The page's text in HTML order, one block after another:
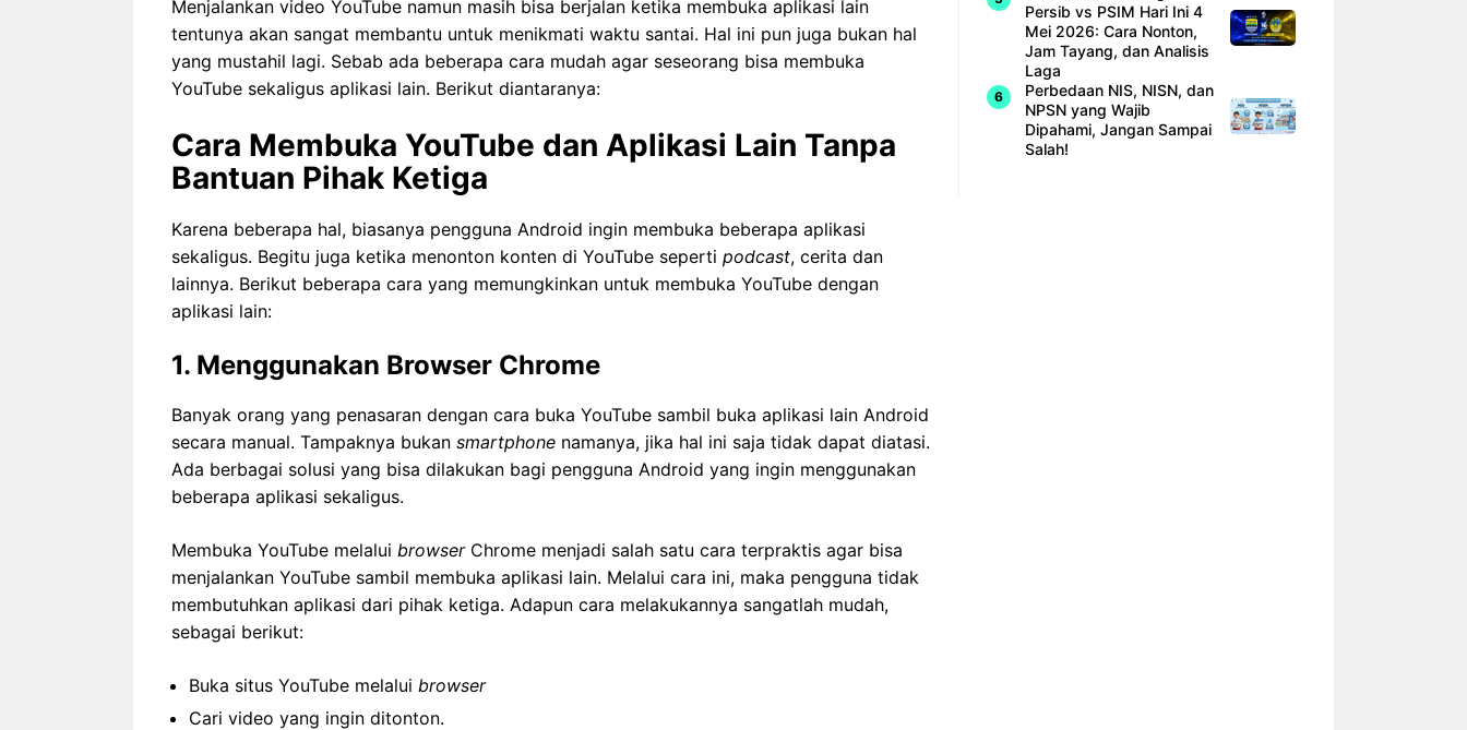
Menjalankan video YouTube namun masih bisa berjalan ketika membuka aplikasi lain
tentunya akan sangat membantu untuk menikmati waktu santai. Hal ini pun juga bukan hal
yang mustahil lagi. Sebab ada beberapa cara mudah agar seseorang bisa membuka
YouTube sekaligus aplikasi lain. Berikut diantaranya:
Cara Membuka YouTube dan Aplikasi Lain Tanpa
Bantuan Pihak Ketiga
Karena beberapa hal, biasanya pengguna Android ingin membuka beberapa aplikasi
sekaligus. Begitu juga ketika menonton konten di YouTube seperti podcast, cerita dan
lainnya. Berikut beberapa cara yang memungkinkan untuk membuka YouTube dengan
aplikasi lain:
1. Menggunakan Browser Chrome
Banyak orang yang penasaran dengan cara buka YouTube sambil buka aplikasi lain Android
secara manual. Tampaknya bukan smartphone namanya, jika hal ini saja tidak dapat diatasi.
Ada berbagai solusi yang bisa dilakukan bagi pengguna Android yang ingin menggunakan
beberapa aplikasi sekaligus.
Membuka YouTube melalui browser Chrome menjadi salah satu cara terpraktis agar bisa
menjalankan YouTube sambil membuka aplikasi lain. Melalui cara ini, maka pengguna tidak
membutuhkan aplikasi dari pihak ketiga. Adapun cara melakukannya sangatlah mudah,
sebagai berikut:
Buka situs YouTube melalui browser
Cari video yang ingin ditonton.
Persib vs PSIM Hari Ini 4
Mei 2026: Cara Nonton,
Jam Tayang, dan Analisis
Laga
Perbedaan NIS, NISN, dan
NPSN yang Wajib
Dipahami, Jangan Sampai
Salah!